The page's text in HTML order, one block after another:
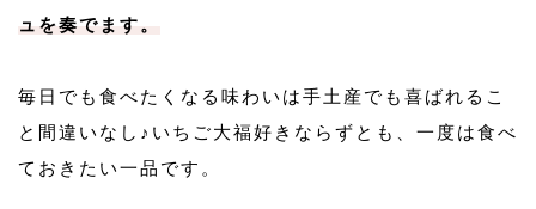
ュを奏でます。
毎日でも食べたくなる味わいは手土産でも喜ばれるこ
と間違いなし♪いちご大福好きならずとも、一度は食べ
ておきたい一品です。